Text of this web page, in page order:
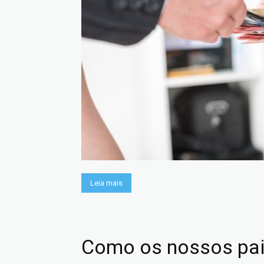
Leia mais
Como os nossos